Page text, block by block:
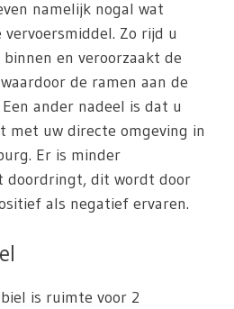
namelijk nogal wat
Zo rijd u
en veroorzaakt de
de ramen aan de
ander nadeel is dat u
met uw directe omgeving in
Er is minder
doordringt, dit wordt door
als negatief ervaren.
is ruimte voor 2